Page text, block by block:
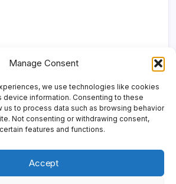
Manage Consent
we use technologies like cookies
device information. Consenting to these
us to process data such as browsing behavior
Not consenting or withdrawing consent,
features and functions.
Accept